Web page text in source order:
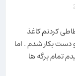
کردنم کاغذ
دست بکار شدم . اما
تمام برگه ها